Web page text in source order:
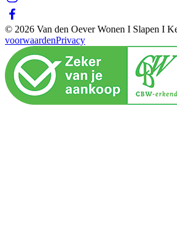
© 2026 Van den Oever Wonen I Slapen I
voorwaardenPrivacy